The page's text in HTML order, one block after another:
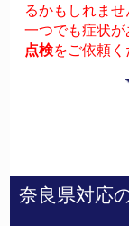
るかもしれませ
一つでも症状
点検をご依頼く
奈良県対応